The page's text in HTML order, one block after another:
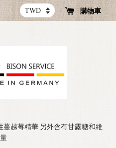
購物車
蔓越莓精華 另外含有甘露糖和維